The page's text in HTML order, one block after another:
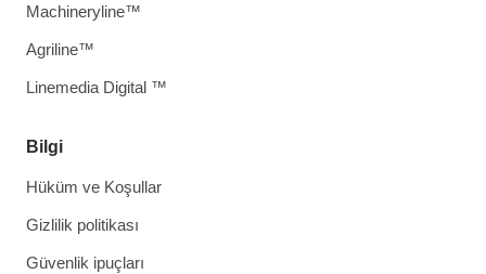
Bilgi
Hüküm ve Koşullar
Gizlilik politikası
Güvenlik ipuçları
Machineryline™
Agriline™
Linemedia Digital ™